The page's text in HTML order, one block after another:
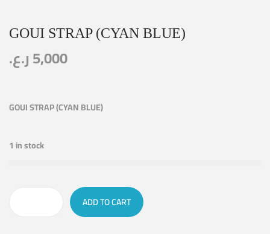
GOUI STRAP (CYAN BLUE)
5,000ر.ع.
GOUI STRAP (CYAN BLUE)
1 in stock
ADD TO CART